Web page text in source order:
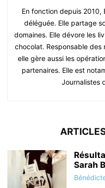
En fonction depuis
déléguée. Elle partage
domaines. Elle dévore les
chocolat. Responsable
elle gère aussi les
partenaires. Elle est
Journalistes
Sarah